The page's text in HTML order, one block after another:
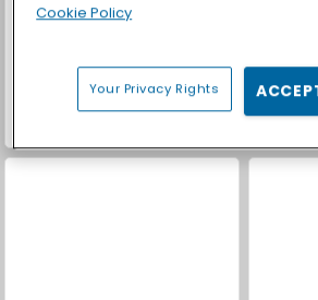
Cookie Policy
Your Privacy Rights